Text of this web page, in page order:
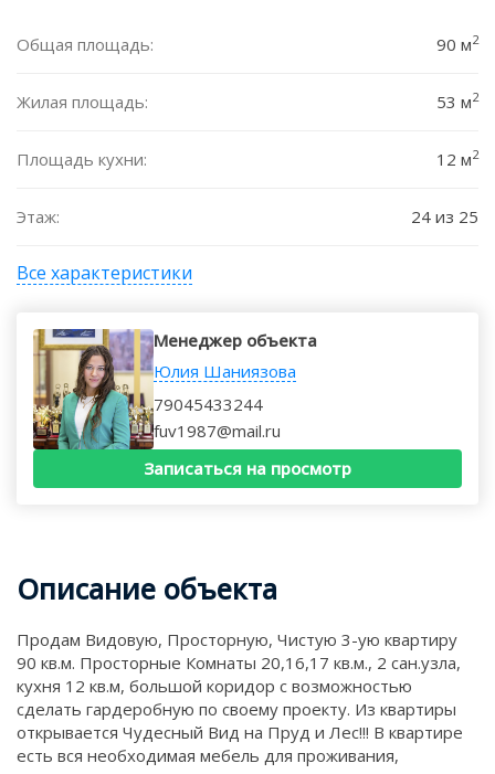
Общая площадь: 90 м2
Жилая площадь: 53 м2
Площадь кухни: 12 м2
Этаж: 24 из 25
Все характеристики
Менеджер объекта
Юлия Шаниязова
79045433244
fuv1987@mail.ru
Записаться на просмотр
Описание объекта
Продам Видовую, Просторную, Чистую 3-ую квартиру
90 кв.м. Просторные Комнаты 20,16,17 кв.м., 2 сан.узла,
кухня 12 кв.м, большой коридор с возможностью
сделать гардеробную по своему проекту. Из квартиры
открывается Чудесный Вид на Пруд и Лес!!! В квартире
есть вся необходимая мебель для проживания,